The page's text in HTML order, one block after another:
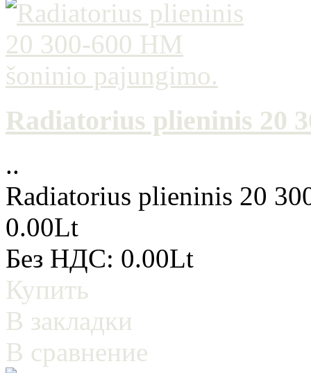
Radiatorius plieninis 20
..
Radiatorius plieninis 20
0.00Lt
Без НДС: 0.00Lt
Купить
В закладки
В сравнение